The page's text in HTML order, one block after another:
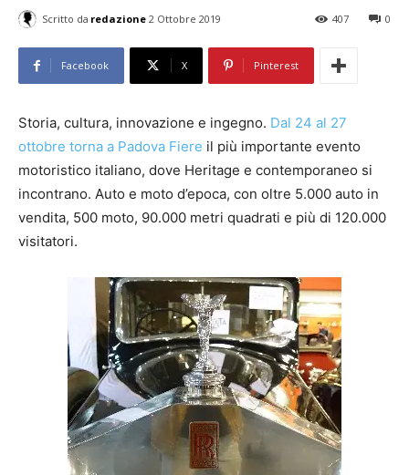
Scritto da redazione 2 Ottobre 2019 0
407
Facebook X Pinterest
Storia, cultura, innovazione e ingegno. Dal 24 al 27
ottobre torna a Padova Fiere il più importante evento
motoristico italiano, dove Heritage e contemporaneo si
incontrano. Auto e moto d’epoca, con oltre 5.000 auto in
vendita, 500 moto, 90.000 metri quadrati e più di 120.000
visitatori.